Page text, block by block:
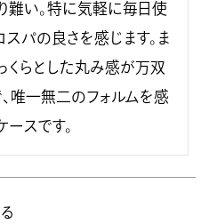
難い。特に気軽に毎日使
パの良さを感じます。ま
くらとした丸み感が万双
唯一無二のフォルムを感
スです。